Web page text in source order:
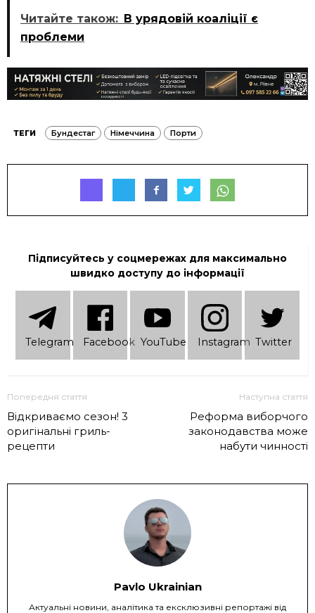
Читайте також: В урядовій коаліції є
проблеми
ТЕГИ Бундестаг Німеччина Порти
Підписуйтесь у соцмережах для максимально
швидко доступу до інформації
Telеgram Facebook YouTube Instagram Twitter
Попередня стаття
Відкриваємо сезон! 3
оригінальні гриль-
рецепти
Наступна стаття
Реформа виборчого
законодавства може
набути чинності
Pavlo Ukrainian
Актуальні новини, аналітика та ексклюзивні репортажі від